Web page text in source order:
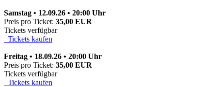
Samstag • 12.09.26 • 20:00 Uhr
Preis pro Ticket: 35,00 EUR
Tickets verfügbar
Tickets kaufen
Freitag • 18.09.26 • 20:00 Uhr
Preis pro Ticket: 35,00 EUR
Tickets verfügbar
Tickets kaufen